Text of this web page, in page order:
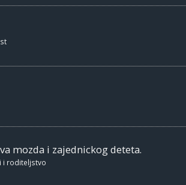
mozda i zajednickog deteta.
i roditeljstvo